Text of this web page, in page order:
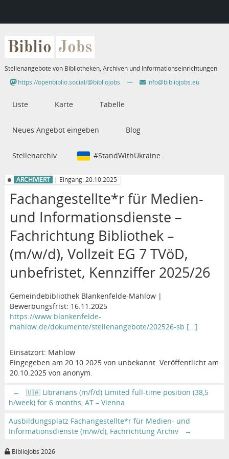
Biblio Jobs
Stellenangebote von Bibliotheken, Archiven und Informationseinrichtungen
https://openbiblio.social/@bibliojobs
— info@bibliojobs.eu
Liste Karte Tabelle
Neues Angebot eingeben Blog
Stellenarchiv #StandWithUkraine
ARCHIVIERT | Eingang: 20.10.2025
Fachangestellte*r für Medien-
und Informationsdienste –
Fachrichtung Bibliothek –
(m/w/d), Vollzeit EG 7 TVöD,
unbefristet, Kennziffer 2025/26
Gemeindebibliothek Blankenfelde-Mahlow |
Bewerbungsfrist: 16.11.2025
https://www.blankenfelde-
mahlow.de/dokumente/stellenangebote/202526-sb [...]
Einsatzort: Mahlow
Eingegeben am 20.10.2025 von unbekannt. Veröffentlicht am
20.10.2025 von anonym.
←
🇺🇦 Librarians (m/f/d) Limited full-time position (38,5
h/week) for 6 months, AT – Vienna
Ausbildungsplatz Fachangestellte*r für Medien- und
Informationsdienste (m/w/d), Fachrichtung Archiv
→
BiblioJobs 2026